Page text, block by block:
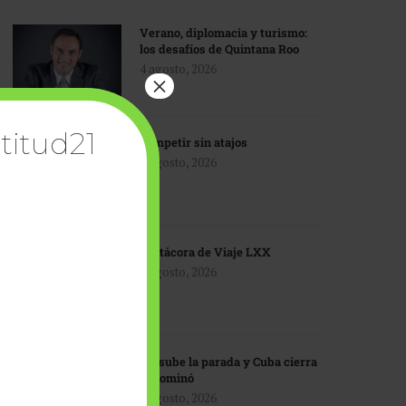
Verano, diplomacia y turismo:
los desafíos de Quintana Roo
4 agosto, 2026
Competir sin atajos
4 agosto, 2026
Bitácora de Viaje LXX
3 agosto, 2026
EU sube la parada y Cuba cierra
el dominó
3 agosto, 2026
×